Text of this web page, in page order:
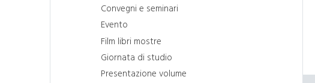
Convegni e seminari
Evento
Film libri mostre
Giornata di studio
Presentazione volume